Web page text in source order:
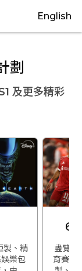
English
劃
及更多精彩
製、精
樂包
6
盡覽英
育賽事,